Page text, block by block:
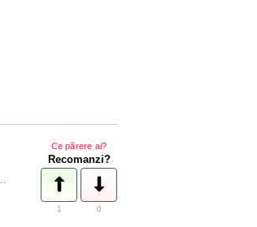
Ce părere ai?
Recomanzi?
1 0